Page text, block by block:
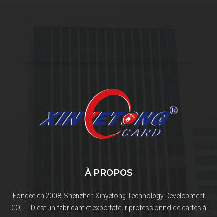
À PROPOS
Fondée en 2008, Shenzhen Xinyetong Technology Development
CO., LTD est un fabricant et exportateur professionnel de cartes à